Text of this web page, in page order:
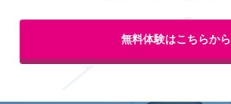
無料体験はこちらから